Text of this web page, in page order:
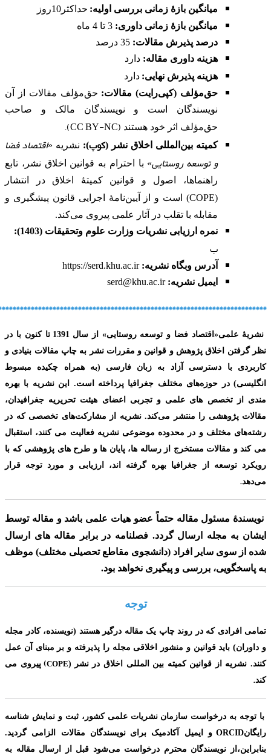
میانگین بازۀ زمانی بررسی اولیه: حداکثر10روز
میانگین بازۀ زمانی داوری: 3 تا 4 ماه
درصد پذیرش مقالات: 35 درصد
هزینه داوری مقاله: دارد
هزینه پذیرش نهایی: دارد
حق‌مؤلف (کپی‌رایت) مقالات: حق‌مؤلف مقالات از آن
نویسندگان است و نویسندگان مالک و صاحب
حق‌مؤلف اثر خود هستند (
CC BY-NC
).
کمیته بین‌المللی اخلاق نشر (کوپ): نشریه «اقتصاد فضا
و توسعه روستایی» با احترام به قوانین اخلاق نشر، تابع
راهنماها، اصول و قوانین کمیتۀ اخلاق در انتشار
(
COPE) است و از آیین‌نامۀ اجرایی قانون پیشگیری و
مقابله با تقلب در آثار علمی پیروی می‌کند.
نمره ارزیابی نشریات وزارت علوم وتحقیقات (1403):
ب
آدرس وبگاه نشریه:
https://serd.khu.ac.ir
ایمیل نشریه:serd@khu.ac.ir
نشریۀ علمی«اقتصاد فضا و توسعه روستایی» از سال 1391 تا کنون با در
نظر گرفتن اخلاق پژوهش و قوانین و مقررات نشر به چاپ مقالات بنیادی و
کاربردی با دسترسی آزاد به زبان فارسی
(به همراه چکیده مبسوط
انگلیسی) در حوزه‌های مختلف جغرافیا پرداخته است. این نشریه با بهره
مندی از تخصص های علمی و تجربی اعضای هیئت تحریریه جغرافیدان،
مقالات پژوهشی را منتشر می‌کند. نشریه از مشارکت‌های تخصصی که در
رشته‌های مختلف و در محدوده موضوعی نشریه فعالیت می کنند، استقبال
می کند و مقالات مستخرج از رساله ها، پایان ها و طرح های پژوهشی که با
رویکرد توسعه از جغرافیا بهره گرفته اند، ارزیابی و مورد توجه قرار
می‌دهد.
نویسندۀ مسئول مقاله حتماً عضو هیات علمی باشد و مقاله توسط
ایشان به مجله ارسال گردد. فصلنامه در برابر مقاله های ارسال
شده از سوی سایر افراد (دانشجوی مقاطع تحصیلی مختلف) موظف
به پاسخگویی، بررسی و پیگیری نخواهد بود.
توجه
تمامی افرادی که در روند چاپ یک مقاله درگیر هستند (نویسنده، کادر مجله
و داوران) باید قوانین و منشور اخلاقی مجله را پذیرفته و بر مبنای آن عمل
کنند. نشریه از قوانین کمیته بین المللی اخلاق در نشر
(
(COPE
پیروی می
کند.
با توجه به درخواست سازمان نشریات علمی کشور، ثبت و نمایش شناسه
رایگانORCID و ایمیل آکادمیک برای نویسندگان مقالات الزامی گردید.
بنابراین،از نویسندگان محترم درخواست می‌شود قبل از ارسال مقاله به